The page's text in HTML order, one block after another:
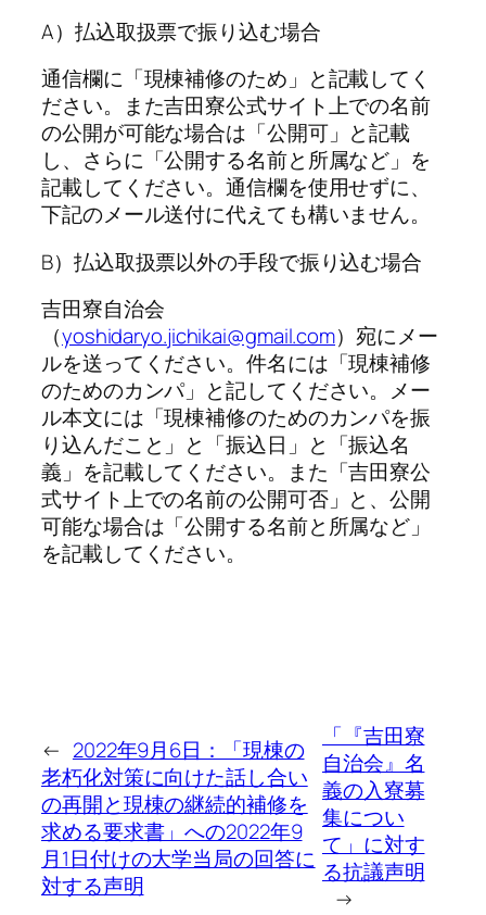
A）払込取扱票で振り込む場合
通信欄に「現棟補修のため」と記載してく
ださい。また吉田寮公式サイト上での名前
の公開が可能な場合は「公開可」と記載
し、さらに「公開する名前と所属など」を
記載してください。通信欄を使用せずに、
下記のメール送付に代えても構いません。
B）払込取扱票以外の手段で振り込む場合
吉田寮自治会
（yoshidaryo.jichikai@gmail.com）宛にメー
ルを送ってください。件名には「現棟補修
のためのカンパ」と記してください。メー
ル本文には「現棟補修のためのカンパを振
り込んだこと」と「振込日」と「振込名
義」を記載してください。また「吉田寮公
式サイト上での名前の公開可否」と、公開
可能な場合は「公開する名前と所属など」
を記載してください。
← 2022年9月6日：「現棟の
老朽化対策に向けた話し合い
の再開と現棟の継続的補修を
求める要求書」への2022年9
月1日付けの大学当局の回答に
対する声明
「『吉田寮
自治会』名
義の入寮募
集につい
て」に対す
る抗議声明
→